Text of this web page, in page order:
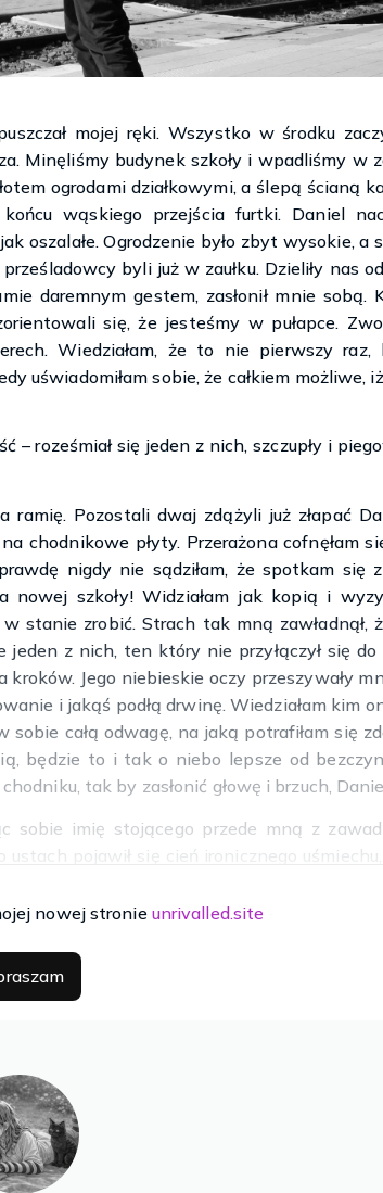
mojej ręki. Wszystko w środku
Minęliśmy budynek szkoły i wpadliśmy w
ogrodami działkowymi, a ślepą ścianą
wąskiego przejścia furtki. Daniel
oszalałe. Ogrodzenie było zbyt wysokie, a
byli już w zaułku. Dzieliły nas
daremnym gestem, zasłonił mnie sobą.
się, że jesteśmy w pułapce.
Wiedziałam, że to nie pierwszy raz,
uświadomiłam sobie, że całkiem możliwe,
– roześmiał się jeden z nich, szczupły i
ramię. Pozostali dwaj zdążyli już złapać
chodnikowe płyty. Przerażona cofnęłam
nigdy nie sądziłam, że spotkam się
szkoły! Widziałam jak kopią i
stanie zrobić. Strach tak mną zawładnął,
jeden z nich, ten który nie przyłączył się do
Jego niebieskie oczy przeszywały
i jakąś podłą drwinę. Wiedziałam kim
sobie całą odwagę, na jaką potrafiłam się
będzie to i tak o niebo lepsze od
tak by zasłonić głowę i brzuch,
sobie imię stojącego przede mną z
pojawił się cień ironicznego
moimi plecami, przytrzymując mi ręce, tak,
blisko! A co gorsza, był ode mnie
oddech na swojej szyi. Zdawałam sobie
w stanie nawet się odsunąć. – Pocałuj
nowej stronie unrivalled.site
Księgarnie i kościopył –